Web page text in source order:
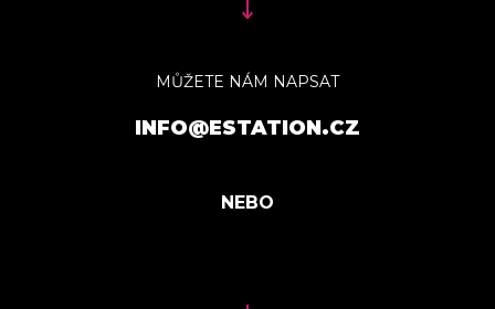
MŮŽETE NÁM NAPSAT
INFO@ESTATION.CZ